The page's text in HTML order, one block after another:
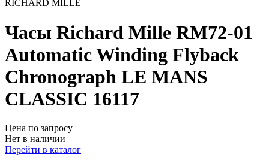
RICHARD MILLE
Часы Richard Mille RM72-01
Automatic Winding Flyback
Chronograph LE MANS
CLASSIC 16117
Цена по запросу
Нет в наличии
Перейти в каталог